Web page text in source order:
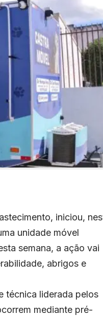
iniciou,
unidade móvel
semana, a ação vai
abrigos e
técnica liderada pelos
mediante pré-